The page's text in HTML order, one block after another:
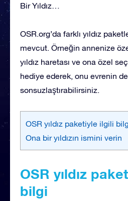
Bir Yıldız…
OSR.org’da farklı yıldız
mevcut. Örneğin annenize
yıldız haretası ve ona özel
hediye ederek, onu evrenin
sonsuzlaştırabilirsiniz.
OSR yıldız paketiyle ilgili
Ona bir yıldızın ismini verin
OSR yıldız
bilgi